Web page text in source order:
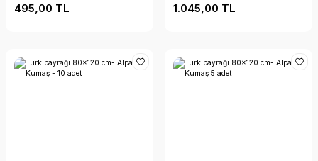
495,00 TL 1.045,00 TL